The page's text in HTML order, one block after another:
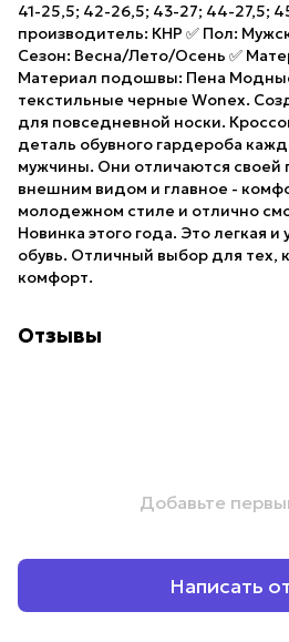
41-25,5; 42-26,5; 43-27; 44-27,5;
производитель: КНР ✅ Пол:
Сезон: Весна/Лето/Осень ✅
Материал подошвы: Пена
текстильные черные Wonex.
для повседневной носки.
деталь обувного гардероба
мужчины. Они отличаются своей
внешним видом и главное -
молодежном стиле и отлично
Новинка этого года. Это легкая
обувь. Отличный выбор для тех,
комфорт.
Отзывы
Добавьте
Написать